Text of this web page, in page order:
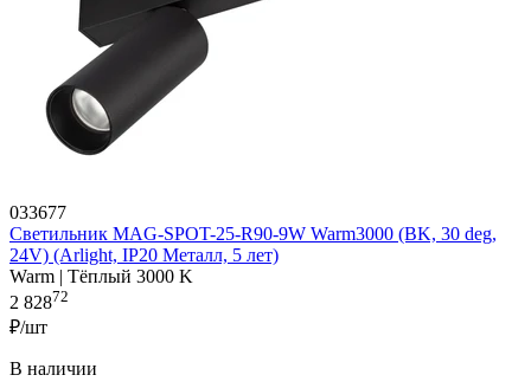
033677
Светильник MAG-SPOT-25-R90-9W Warm3000 (BK, 30 deg,
24V) (Arlight, IP20 Металл, 5 лет)
Warm | Тёплый 3000 K
2 82872
₽/шт
В наличии